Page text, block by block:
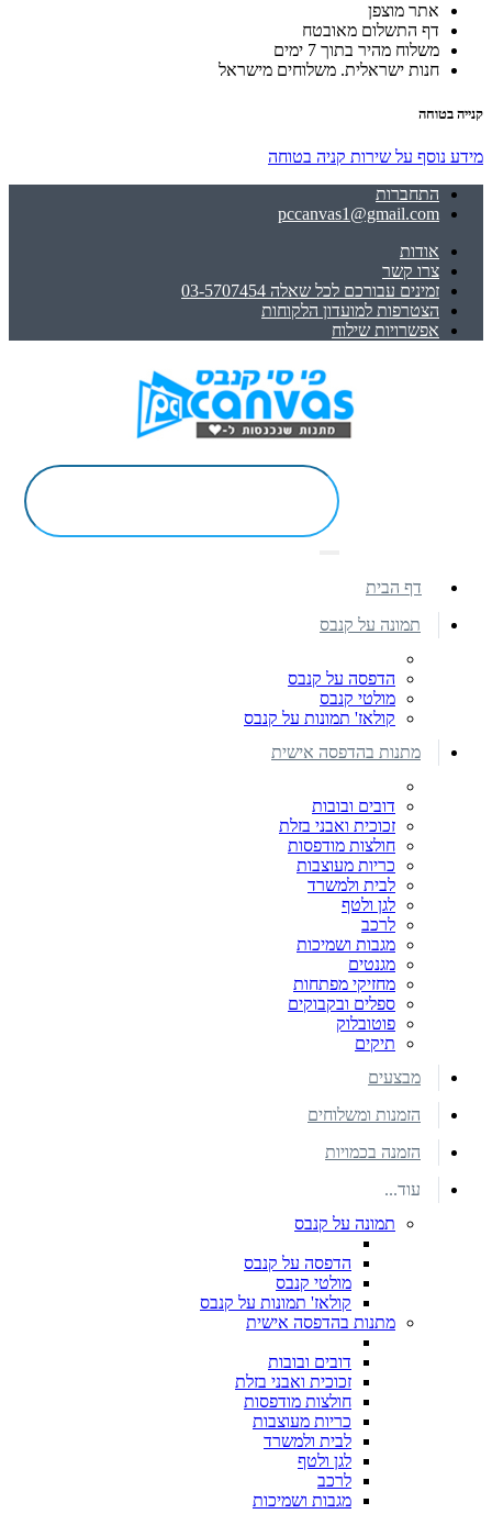
אתר מוצפן
דף התשלום מאובטח
משלוח מהיר בתוך 7 ימים
חנות ישראלית. משלוחים מישראל
קנייה בטוחה
מידע נוסף על שירות קניה בטוחה
התחברות
pccanvas1@gmail.com
אודות
צרו קשר
זמינים עבורכם לכל שאלה 03-5707454
הצטרפות למועדון הלקוחות
אפשרויות שילוח
דף הבית
תמונה על קנבס
הדפסה על קנבס
מולטי קנבס
קולאז' תמונות על קנבס
מתנות בהדפסה אישית
דובים ובובות
זכוכית ואבני בזלת
חולצות מודפסות
כריות מעוצבות
לבית ולמשרד
לגן ולטף
לרכב
מגבות ושמיכות
מגנטים
מחזיקי מפתחות
ספלים ובקבוקים
פוטובלוק
תיקים
מבצעים
הזמנות ומשלוחים
הזמנה בכמויות
עוד...
תמונה על קנבס
הדפסה על קנבס
מולטי קנבס
קולאז' תמונות על קנבס
מתנות בהדפסה אישית
דובים ובובות
זכוכית ואבני בזלת
חולצות מודפסות
כריות מעוצבות
לבית ולמשרד
לגן ולטף
לרכב
מגבות ושמיכות